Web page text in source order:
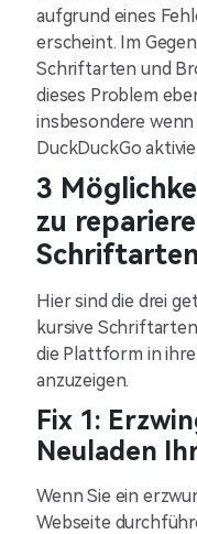
aufgrund eines
erscheint. Im
Schriftarten und
dieses Problem
insbesondere
DuckDuckGo
3
zu
Hier sind die drei
kursive
die Plattform in
anzuzeigen.
Fix 1:
Neuladen
Wenn Sie ein
Webseite